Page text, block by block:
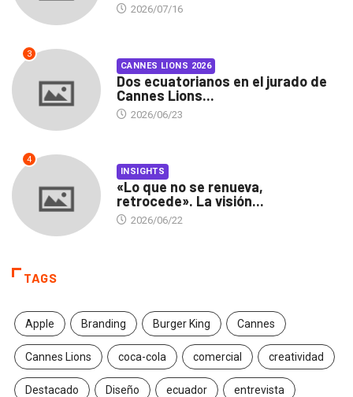
2026/07/16
3
CANNES LIONS 2026
Dos ecuatorianos en el jurado de
Cannes Lions...
2026/06/23
4
INSIGHTS
«Lo que no se renueva,
retrocede». La visión...
2026/06/22
TAGS
Apple Branding Burger King Cannes
Cannes Lions coca-cola comercial creatividad
Destacado Diseño ecuador entrevista